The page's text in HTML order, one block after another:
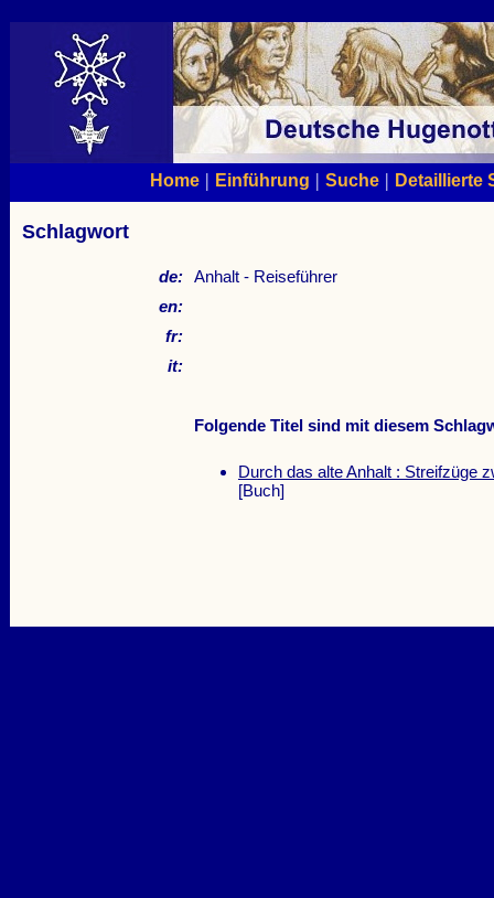
Home| Einführung | Suche| Detaillierte
Schlagwort
de: Anhalt - Reiseführer
en:
fr:
it:
Folgende Titel sind mit diesem
Durch das alte Anhalt : Streifzüge
[Buch]